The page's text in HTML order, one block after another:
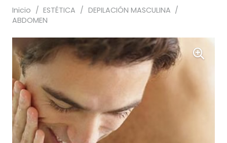
Inicio / ESTÉTICA / DEPILACIÓN MASCULINA /
ABDOMEN